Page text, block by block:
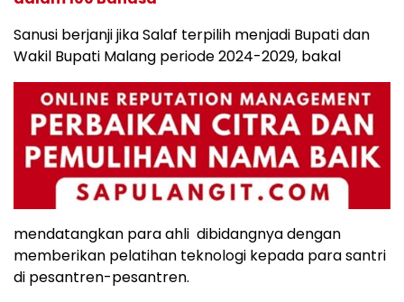
Sanusi berjanji jika Salaf terpilih menjadi Bupati dan
Wakil Bupati Malang periode 2024-2029, bakal
mendatangkan para ahli dibidangnya dengan
memberikan pelatihan teknologi kepada para santri
di pesantren-pesantren.